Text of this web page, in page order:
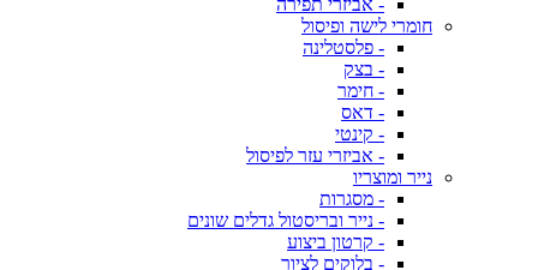
- אביזרי תפירה
חומרי לישה ופיסול
- פלסטלינה
- בצק
- חימר
- דאס
- קינטי
- אביזרי עזר לפיסול
נייר ומוצריו
- מסגרות
- נייר ובריסטול גדלים שונים
- קרטון ביצוע
- בלוקים לציור